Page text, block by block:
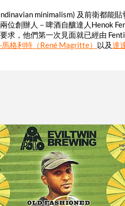
minimalism) 及前衛都能
位創辦人－啤酒自釀達人Henok
求，他們第一次見面就已經由
格利特（René Magritte） 以及達